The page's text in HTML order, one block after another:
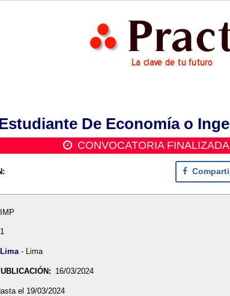
De Economía o
CONVOCATORIA FINALIZADA
1
Lima- Lima
16/03/2024
el 19/03/2024